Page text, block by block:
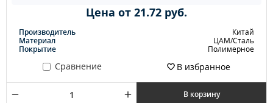
Цена от 21.72 руб.
Производитель
Китай
Материал
ЦАМ/Сталь
Покрытие
Полимерное
Сравнение В избранное
В корзину